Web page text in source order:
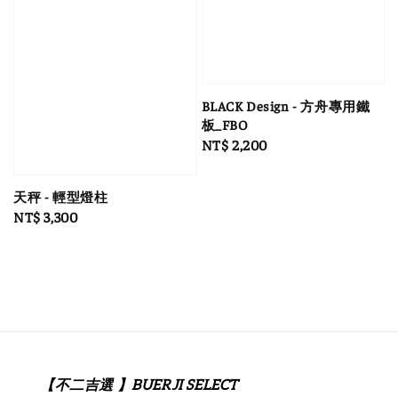
天秤 - 輕型燈柱
Regular
NT$ 3,300
BLACK Design - 方舟專用鐵
板_FBO
Regular
NT$ 2,200
【不二吉選 】BUERJI SELECT